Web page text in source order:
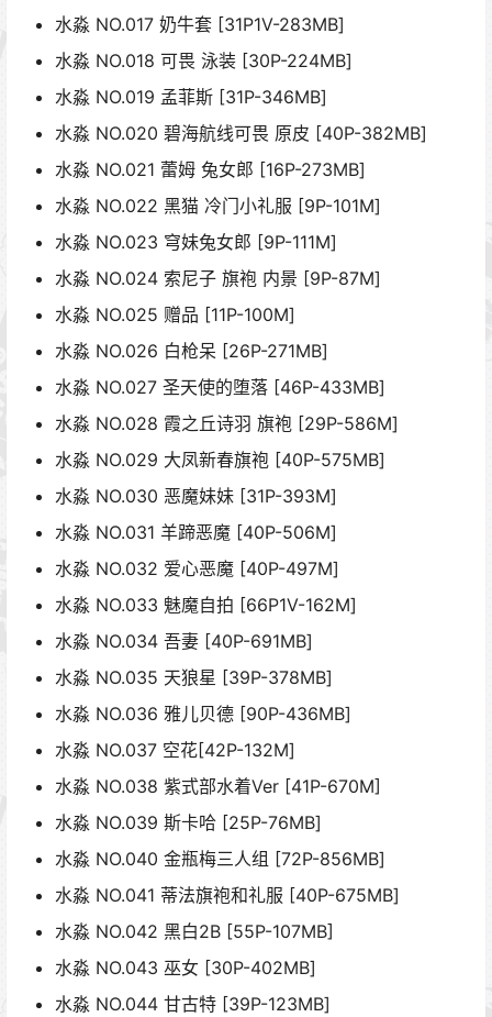
水淼 NO.017 奶牛套 [31P1V-283MB]
水淼 NO.018 可畏 泳装 [30P-224MB]
水淼 NO.019 孟菲斯 [31P-346MB]
水淼 NO.020 碧海航线可畏 原皮 [40P-382MB]
水淼 NO.021 蕾姆 兔女郎 [16P-273MB]
水淼 NO.022 黑猫 冷门小礼服 [9P-101M]
水淼 NO.023 穹妹兔女郎 [9P-111M]
水淼 NO.024 索尼子 旗袍 内景 [9P-87M]
水淼 NO.025 赠品 [11P-100M]
水淼 NO.026 白枪呆 [26P-271MB]
水淼 NO.027 圣天使的堕落 [46P-433MB]
水淼 NO.028 霞之丘诗羽 旗袍 [29P-586M]
水淼 NO.029 大凤新春旗袍 [40P-575MB]
水淼 NO.030 恶魔妹妹 [31P-393M]
水淼 NO.031 羊蹄恶魔 [40P-506M]
水淼 NO.032 爱心恶魔 [40P-497M]
水淼 NO.033 魅魔自拍 [66P1V-162M]
水淼 NO.034 吾妻 [40P-691MB]
水淼 NO.035 天狼星 [39P-378MB]
水淼 NO.036 雅儿贝德 [90P-436MB]
水淼 NO.037 空花[42P-132M]
水淼 NO.038 紫式部水着Ver [41P-670M]
水淼 NO.039 斯卡哈 [25P-76MB]
水淼 NO.040 金瓶梅三人组 [72P-856MB]
水淼 NO.041 蒂法旗袍和礼服 [40P-675MB]
水淼 NO.042 黑白2B [55P-107MB]
水淼 NO.043 巫女 [30P-402MB]
水淼 NO.044 甘古特 [39P-123MB]